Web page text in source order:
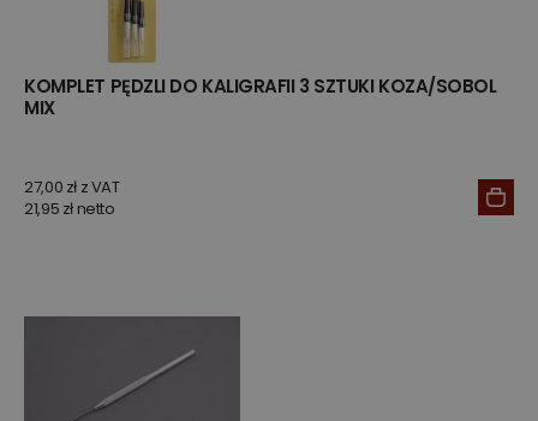
KOMPLET PĘDZLI DO KALIGRAFII 3 SZTUKI KOZA/SOBOL
MIX
27,00 zł z VAT
21,95 zł netto